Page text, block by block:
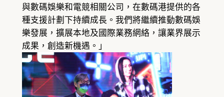
與數碼娛樂和電競相關公司，在數碼港提供的各
種支援計劃下持續成長。我們將繼續推動數碼娛
樂發展，擴展本地及國際業務網絡，讓業界展示
成果，創造新機遇。」